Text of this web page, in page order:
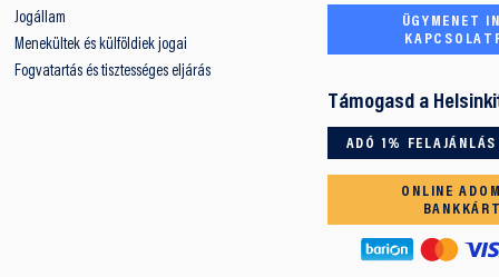
Jogállam
Menekültek és külföldiek jogai
Fogvatartás és tisztességes eljárás
ÜGYMENET
Támogasd a
ADÓ 1% FELAJÁNLÁS
ONLINE